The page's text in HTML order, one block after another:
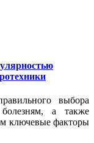
выбора
а также
ключевые факторы